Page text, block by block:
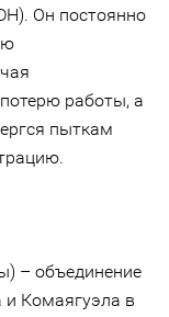
Он постоянно
работы, а
пыткам
– объединение
и Комаягуэла в